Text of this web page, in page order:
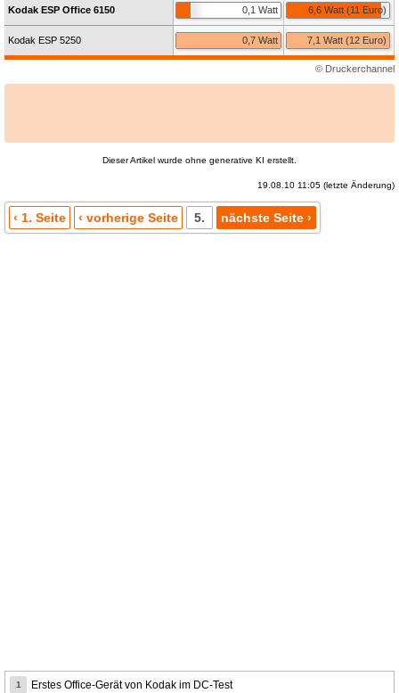
Kodak ESP Office 6150 0,1 Watt 6,6 Watt (11 Euro)
Kodak ESP 5250 0,7 Watt 7,1 Watt (12 Euro)
© Druckerchannel
Dieser Artikel wurde ohne generative KI erstellt.
19.08.10 11:05 (letzte Änderung)
‹ 1. Seite ‹ vorherige Seite 5. nächste Seite ›
1 Erstes Office-Gerät von Kodak im DC-Test